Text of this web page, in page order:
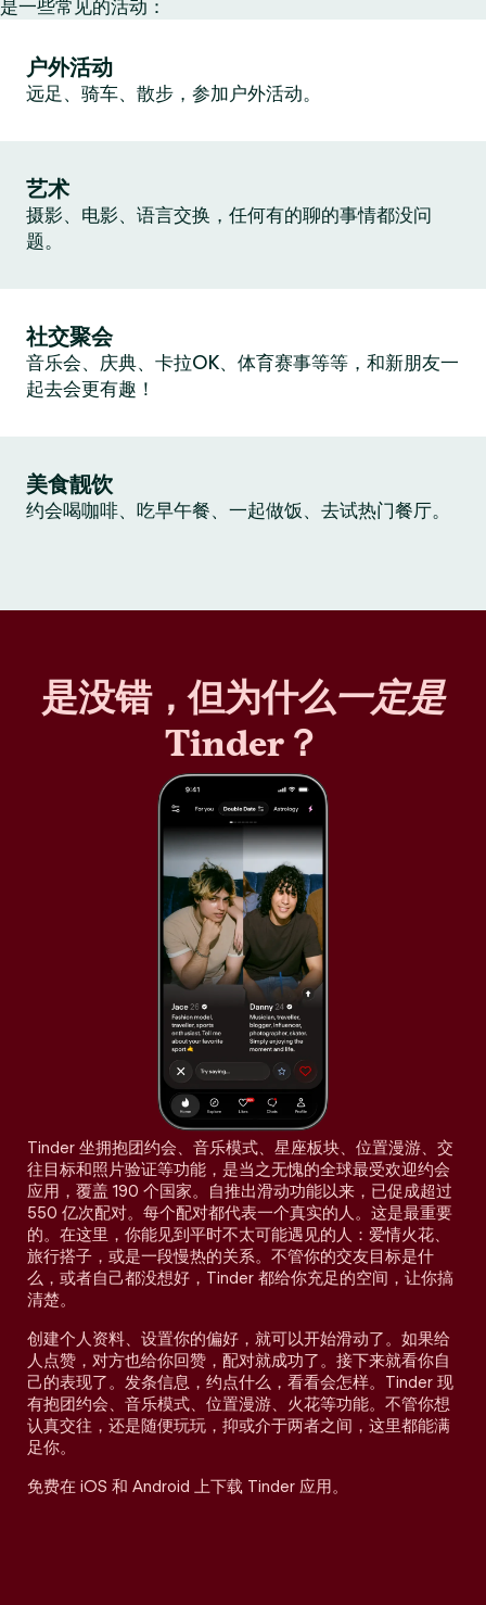
是一些常见的活动：
户外活动
远足、骑车、散步，参加户外活动。
艺术
摄影、电影、语言交换，任何有的聊的事情都没问
题。
社交聚会
音乐会、庆典、卡拉OK、体育赛事等等，和新朋友一
起去会更有趣！
美食靓饮
约会喝咖啡、吃早午餐、一起做饭、去试热门餐厅。
是没错，但为什么一定是
Tinder？
Tinder 坐拥抱团约会、音乐模式、星座板块、位置漫游、交
往目标和照片验证等功能，是当之无愧的全球最受欢迎约会
应用，覆盖 190 个国家。自推出滑动功能以来，已促成超过
550 亿次配对。每个配对都代表一个真实的人。这是最重要
的。在这里，你能见到平时不太可能遇见的人：爱情火花、
旅行搭子，或是一段慢热的关系。不管你的交友目标是什
么，或者自己都没想好，Tinder 都给你充足的空间，让你搞
清楚。
创建个人资料、设置你的偏好，就可以开始滑动了。如果给
人点赞，对方也给你回赞，配对就成功了。接下来就看你自
己的表现了。发条信息，约点什么，看看会怎样。Tinder 现
有抱团约会、音乐模式、位置漫游、火花等功能。不管你想
认真交往，还是随便玩玩，抑或介于两者之间，这里都能满
足你。
免费在 iOS 和 Android 上下载 Tinder 应用。